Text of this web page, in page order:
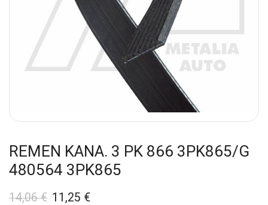
REMEN KANA. 3 PK 866 3PK865/G
480564 3PK865
14,06€ 11,25 €